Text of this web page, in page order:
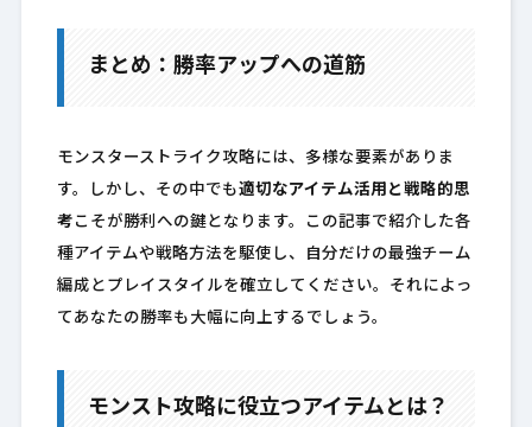
まとめ：勝率アップへの道筋
モンスターストライク攻略には、多様な要素がありま
す。しかし、その中でも適切なアイテム活用と戦略的思
考 こそが勝利への鍵となります。この記事で紹介した各
種アイテムや戦略方法を駆使し、自分だけの最強チーム
編成とプレイスタイルを確立してください。それによっ
てあなたの勝率も大幅に向上するでしょう。
モンスト攻略に役立つアイテムとは？